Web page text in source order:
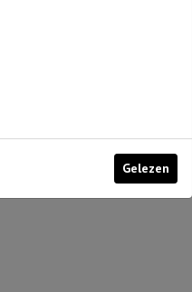
Gelezen